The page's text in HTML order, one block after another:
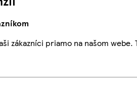
zákazníci priamo na našom webe.